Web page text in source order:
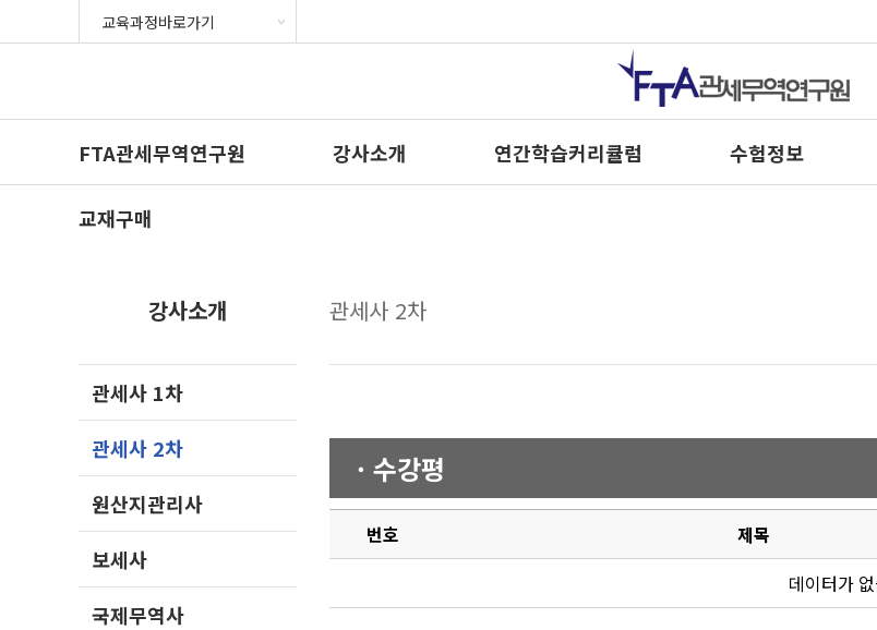
FTA관세무역연구원 강사소개 연간학습커리큘럼 수험정보
교재구매
강사소개
관세사 1차
관세사 2차
원산지관리사
보세사
국제무역사
관세사 2차
· 수강평
번호 제목
데이터가